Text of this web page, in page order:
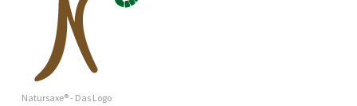
Natursaxe® - Das Logo